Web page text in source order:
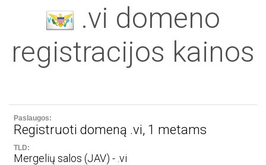
.vi domeno
registracijos kainos
Registruoti domeną .vi, 1 metams
Mergelių salos (JAV) - .vi